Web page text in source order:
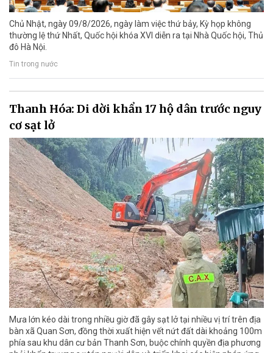
Chủ Nhật, ngày 09/8/2026, ngày làm việc thứ bảy, Kỳ họp không
thường lệ thứ Nhất, Quốc hội khóa XVI diễn ra tại Nhà Quốc hội, Thủ
đô Hà Nội.
Tin trong nước
Thanh Hóa: Di dời khẩn 17 hộ dân trước nguy
cơ sạt lở
Mưa lớn kéo dài trong nhiều giờ đã gây sạt lở tại nhiều vị trí trên địa
bàn xã Quan Sơn, đồng thời xuất hiện vết nứt đất dài khoảng 100m
phía sau khu dân cư bản Thanh Sơn, buộc chính quyền địa phương